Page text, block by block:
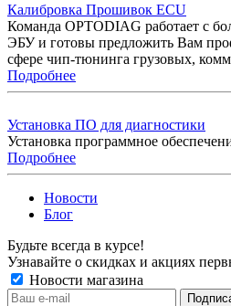
Калибровка Прошивок ECU
Команда OPTODIAG работает с
ЭБУ и готовы предложить Вам
сфере чип-тюнинга грузовых,
Подробнее
Установка ПО для диагностики
Установка программное
Подробнее
Новости
Блог
Будьте всегда в курсе!
Узнавайте о скидках и акциях
Новости магазина